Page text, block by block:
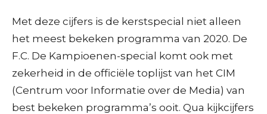
Met deze cijfers is de kerstspecial niet alleen
het meest bekeken programma van 2020. De
F.C. De Kampioenen-special komt ook met
zekerheid in de officiële toplijst van het CIM
(Centrum voor Informatie over de Media) van
best bekeken programma’s ooit. Qua kijkcijfers